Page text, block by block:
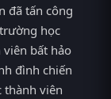
đã tấn công
học
bất hảo
đình chiến
thành viên